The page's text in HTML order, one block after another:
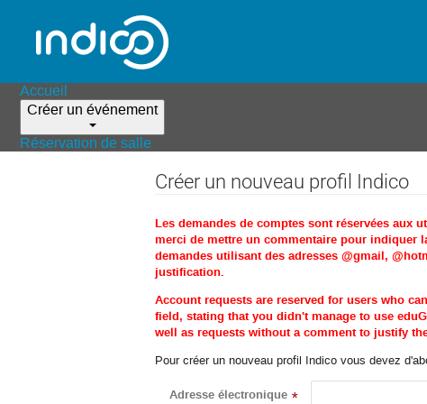
Accueil
Créer un événement
Réservation de salle
Créer un nouveau profil Indico
Les demandes de comptes sont réservées aux
merci de mettre un commentaire pour indiquer
demandes utilisant des adresses @gmail,
justification.
Account requests are reserved for users who
field, stating that you didn't manage to use
well as requests without a comment to justify
Pour créer un nouveau profil Indico vous devez
Adresse électronique *